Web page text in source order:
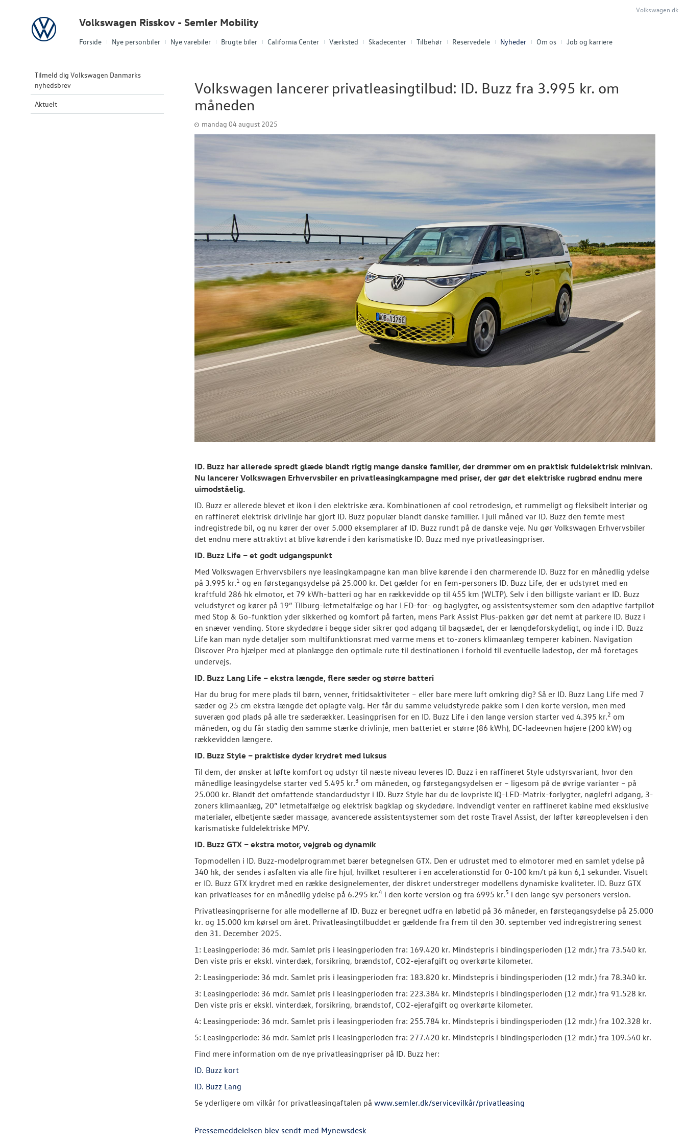
Forside Nye personbiler Nye varebiler Brugte biler California Center Værksted Skadecenter Tilbehør Reservedele Nyheder Om os Job og karriere
Volkswagen Volkswagen Risskov - Semler Mobility
Volkswagen.dk
Tilmeld dig Volkswagen Danmarks
nyhedsbrev
Aktuelt
Volkswagen lancerer privatleasingtilbud: ID. Buzz fra 3.995 kr. om
måneden
mandag 04 august 2025
ID. Buzz har allerede spredt glæde blandt rigtig mange danske familier, der drømmer om en praktisk fuldelektrisk minivan.
Nu lancerer Volkswagen Erhvervsbiler en privatleasingkampagne med priser, der gør det elektriske rugbrød endnu mere
uimodståelig.
ID. Buzz er allerede blevet et ikon i den elektriske æra. Kombinationen af cool retrodesign, et rummeligt og fleksibelt interiør og
en raffineret elektrisk drivlinje har gjort ID. Buzz populær blandt danske familier. I juli måned var ID. Buzz den femte mest
indregistrede bil, og nu kører der over 5.000 eksemplarer af ID. Buzz rundt på de danske veje. Nu gør Volkswagen Erhvervsbiler
det endnu mere attraktivt at blive kørende i den karismatiske ID. Buzz med nye privatleasingpriser.
ID. Buzz Life – et godt udgangspunkt
Med Volkswagen Erhvervsbilers nye leasingkampagne kan man blive kørende i den charmerende ID. Buzz for en månedlig ydelse
på 3.995 kr.1 og en førstegangsydelse på 25.000 kr. Det gælder for en fem-personers ID. Buzz Life, der er udstyret med en
kraftfuld 286 hk elmotor, et 79 kWh-batteri og har en rækkevidde op til 455 km (WLTP). Selv i den billigste variant er ID. Buzz
veludstyret og kører på 19” Tilburg-letmetalfælge og har LED-for- og baglygter, og assistentsystemer som den adaptive fartpilot
med Stop & Go-funktion yder sikkerhed og komfort på farten, mens Park Assist Plus-pakken gør det nemt at parkere ID. Buzz i
en snæver vending. Store skydedøre i begge sider sikrer god adgang til bagsædet, der er længdeforskydeligt, og inde i ID. Buzz
Life kan man nyde detaljer som multifunktionsrat med varme mens et to-zoners klimaanlæg temperer kabinen. Navigation
Discover Pro hjælper med at planlægge den optimale rute til destinationen i forhold til eventuelle ladestop, der må foretages
undervejs.
ID. Buzz Lang Life – ekstra længde, flere sæder og større batteri
Har du brug for mere plads til børn, venner, fritidsaktiviteter – eller bare mere luft omkring dig? Så er ID. Buzz Lang Life med 7
sæder og 25 cm ekstra længde det oplagte valg. Her får du samme veludstyrede pakke som i den korte version, men med
suveræn god plads på alle tre sæderækker. Leasingprisen for en ID. Buzz Life i den lange version starter ved 4.395 kr.2 om
måneden, og du får stadig den samme stærke drivlinje, men batteriet er større (86 kWh), DC-ladeevnen højere (200 kW) og
rækkevidden længere.
ID. Buzz Style – praktiske dyder krydret med luksus
Til dem, der ønsker at løfte komfort og udstyr til næste niveau leveres ID. Buzz i en raffineret Style udstyrsvariant, hvor den
månedlige leasingydelse starter ved 5.495 kr.3 om måneden, og førstegangsydelsen er – ligesom på de øvrige varianter – på
25.000 kr. Blandt det omfattende standardudstyr i ID. Buzz Style har du de lovpriste IQ-LED-Matrix-forlygter, nøglefri adgang, 3-
zoners klimaanlæg, 20” letmetalfælge og elektrisk bagklap og skydedøre. Indvendigt venter en raffineret kabine med eksklusive
materialer, elbetjente sæder massage, avancerede assistentsystemer som det roste Travel Assist, der løfter køreoplevelsen i den
karismatiske fuldelektriske MPV.
ID. Buzz GTX – ekstra motor, vejgreb og dynamik
Topmodellen i ID. Buzz-modelprogrammet bærer betegnelsen GTX. Den er udrustet med to elmotorer med en samlet ydelse på
340 hk, der sendes i asfalten via alle fire hjul, hvilket resulterer i en accelerationstid for 0-100 km/t på kun 6,1 sekunder. Visuelt
er ID. Buzz GTX krydret med en række designelementer, der diskret understreger modellens dynamiske kvaliteter. ID. Buzz GTX
kan privatleases for en månedlig ydelse på 6.295 kr.4 i den korte version og fra 6995 kr.5 i den lange syv personers version.
Privatleasingpriserne for alle modellerne af ID. Buzz er beregnet udfra en løbetid på 36 måneder, en førstegangsydelse på 25.000
kr. og 15.000 km kørsel om året. Privatleasingtilbuddet er gældende fra frem til den 30. september ved indregistrering senest
den 31. December 2025.
1: Leasingperiode: 36 mdr. Samlet pris i leasingperioden fra: 169.420 kr. Mindstepris i bindingsperioden (12 mdr.) fra 73.540 kr.
Den viste pris er ekskl. vinterdæk, forsikring, brændstof, CO2-ejerafgift og overkørte kilometer.
2: Leasingperiode: 36 mdr. Samlet pris i leasingperioden fra: 183.820 kr. Mindstepris i bindingsperioden (12 mdr.) fra 78.340 kr.
3: Leasingperiode: 36 mdr. Samlet pris i leasingperioden fra: 223.384 kr. Mindstepris i bindingsperioden (12 mdr.) fra 91.528 kr.
Den viste pris er ekskl. vinterdæk, forsikring, brændstof, CO2-ejerafgift og overkørte kilometer.
4: Leasingperiode: 36 mdr. Samlet pris i leasingperioden fra: 255.784 kr. Mindstepris i bindingsperioden (12 mdr.) fra 102.328 kr.
5: Leasingperiode: 36 mdr. Samlet pris i leasingperioden fra: 277.420 kr. Mindstepris i bindingsperioden (12 mdr.) fra 109.540 kr.
Find mere information om de nye privatleasingpriser på ID. Buzz her:
ID. Buzz kort
ID. Buzz Lang
Se yderligere om vilkår for privatleasingaftalen på www.semler.dk/servicevilkår/privatleasing
Pressemeddelelsen blev sendt med Mynewsdesk